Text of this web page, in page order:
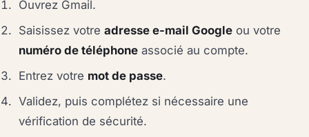
Ouvrez Gmail.
Saisissez votreadresse e-mail Google ou votre
numéro de téléphone associé au compte.
Entrez votre mot de passe.
Validez, puis complétez si nécessaire une
vérification de sécurité.